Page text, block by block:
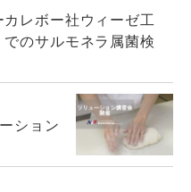
カレボー社ウィーゼ工
のサルモネラ属菌検
ション